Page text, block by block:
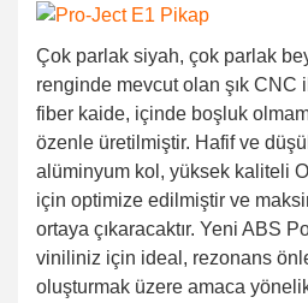
Çok parlak siyah, çok parlak
renginde mevcut olan şık CNC
fiber kaide, içinde boşluk
özenle üretilmiştir. Hafif ve
alüminyum kol, yüksek kaliteli
için optimize edilmiştir ve
ortaya çıkaracaktır. Yeni ABS
viniliniz için ideal, rezonans
oluşturmak üzere amaca